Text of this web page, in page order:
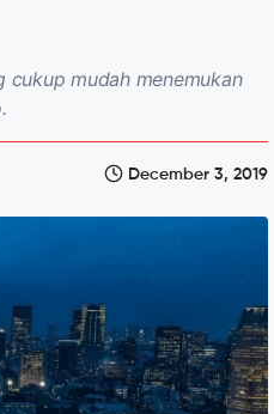
cukup mudah menemukan
December 3, 2019